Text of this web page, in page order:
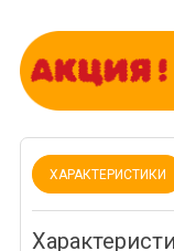
ХАРАКТЕРИСТИКИ